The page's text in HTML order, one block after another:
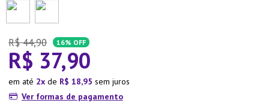
R$ 44,90 16% OFF
R$ 37,90
em até 2 de R$ 18,95 sem juros
Ver formas de pagamento